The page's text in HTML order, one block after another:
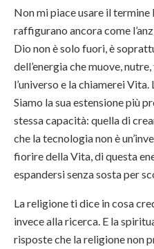
Non mi piace usare il
raffigurano ancora come
Dio non è solo fuori, è
dell’energia che muove,
l’universo e la chiamerei Vita.
Siamo la sua estensione più
stessa capacità: quella di
che la tecnologia non è
fiorire della Vita, di questa
espandersi senza sosta per
La religione ti dice in cosa
invece alla ricerca. E la
risposte che la religione non